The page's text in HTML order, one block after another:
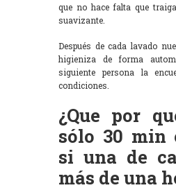
que no hace falta que
suavizante.
Después de cada lavado
higieniza de forma
siguiente persona la
condiciones.
¿Que por
sólo 30 min
si una de
más de una